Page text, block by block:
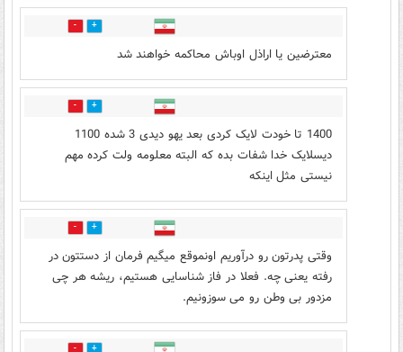
39
معترضین یا اراذل اوباش محاکمه خواهند شد
12
1400 تا خودت لایک کردی بعد یهو دیدی 3 شده 1100
دیسلایک خدا شفات بده که البته معلومه ولت کرده مهم
نیستی مثل اینکه
2
وقتی پدرتون رو درآوریم اونموقع میگیم فرمان از دستتون در
رفته یعنی چه. فعلا در فاز شناسایی هستیم، ریشه هر چی
مزدور بی وطن رو می سوزونیم.